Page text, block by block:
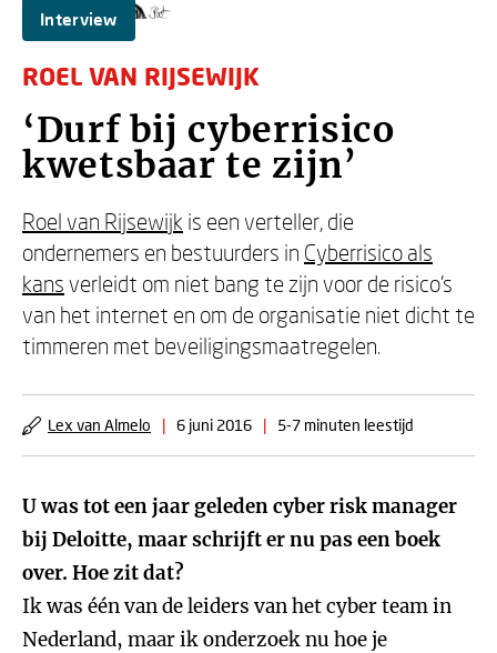
Interview
ROEL VAN RIJSEWIJK
‘Durf bij cyberrisico
kwetsbaar te zijn’
Roel van Rijsewijk is een verteller, die
ondernemers en bestuurders in Cyberrisico als
kans verleidt om niet bang te zijn voor de risico’s
van het internet en om de organisatie niet dicht te
timmeren met beveiligingsmaatregelen.
Lex van Almelo | 6 juni 2016 | 5-7 minuten leestijd
U was tot een jaar geleden cyber risk manager
bij Deloitte, maar schrijft er nu pas een boek
over. Hoe zit dat?
Ik was één van de leiders van het cyber team in
Nederland, maar ik onderzoek nu hoe je